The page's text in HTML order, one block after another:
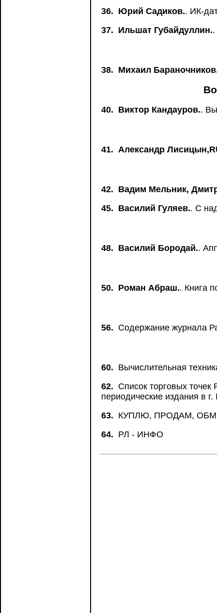
36. Юрий Садиков.. ИК-
37. Ильшат Губайдуллин.
38. Михаил
40. Виктор Кандауров..
41. Александр
42. Вадим Мельник,
45. Василий Гуляев.. С
48. Василий Бородай..
50. Роман Абраш.. Книга
56. Содержание журнала
60. Вычислительная
62. Список торговых
периодические издания в
63. КУПЛЮ, ПРОДАМ,
64. РЛ - ИНФО